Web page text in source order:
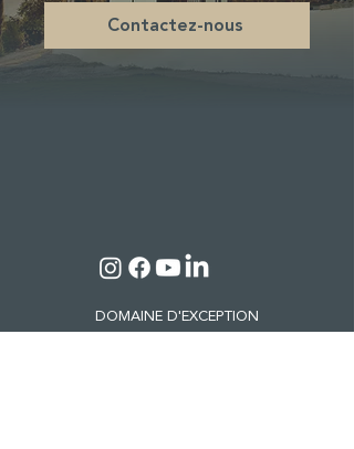
Contactez-nous
DOMAINE D'EXCEPTION
Château de la Roque Forcade